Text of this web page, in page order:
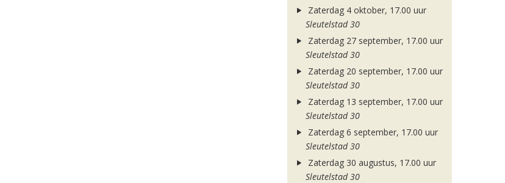
Zaterdag 4 oktober, 17.00 uur
Sleutelstad 30
Zaterdag 27 september, 17.00 uur
Sleutelstad 30
Zaterdag 20 september, 17.00 uur
Sleutelstad 30
Zaterdag 13 september, 17.00 uur
Sleutelstad 30
Zaterdag 6 september, 17.00 uur
Sleutelstad 30
Zaterdag 30 augustus, 17.00 uur
Sleutelstad 30